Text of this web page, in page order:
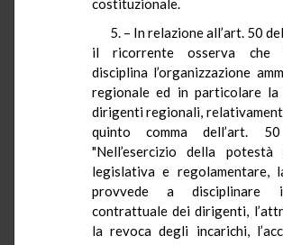
costituzionale.
5. – In relazione all’art. 50
il ricorrente osserva che
disciplina l’organizzazione
regionale ed in particolare
dirigenti regionali,
quinto comma dell’art.
"Nell’esercizio della potestà
legislativa e regolamentare,
provvede a disciplinare
contrattuale dei dirigenti,
la revoca degli incarichi,